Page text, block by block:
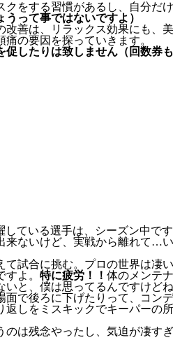
をする習慣があるし、自分だ
うって事ではないですよ）
善は、リラックス効果にも、
の要因を探っていきます。
したりは致しません（回数券
ている選手は、シーズン中で
ないけど、実戦から離れて…
試合に挑む。プロの世界は凄い
すよ。 特に疲労！！ 体のメンテ
いと、僕は思ってるんですけど
で後ろに下げたりって、コン
しをミスキックでキーパーの
は残念やったし、気迫が凄す